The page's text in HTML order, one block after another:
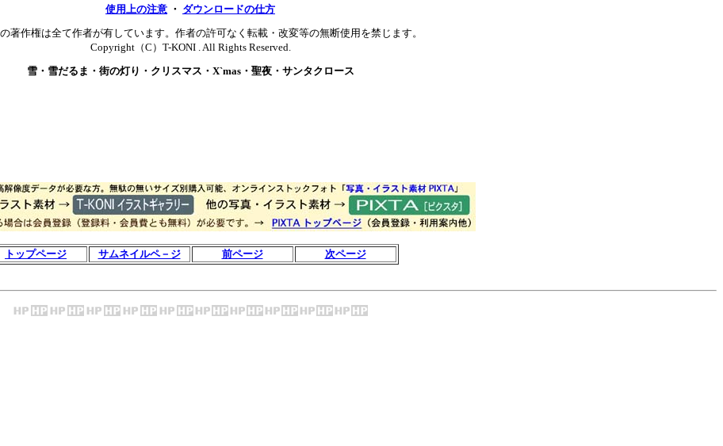
使用上の注意 ・ ダウンロードの仕方
著作権は全て作者が有しています。作者の許可なく転載・改変等の無断使用を禁じます。
Copyright（C）T-KONI . All Rights Reserved.
雪・雪だるま・街の灯り・クリスマス・X`mas・聖夜・サンタクロース
トップページ サムネイルペ－ジ 前ページ 次ページ